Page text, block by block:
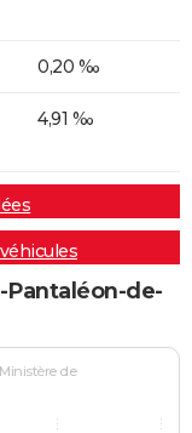
0,20 ‰
4,91 ‰
Pantaléon-de-
de